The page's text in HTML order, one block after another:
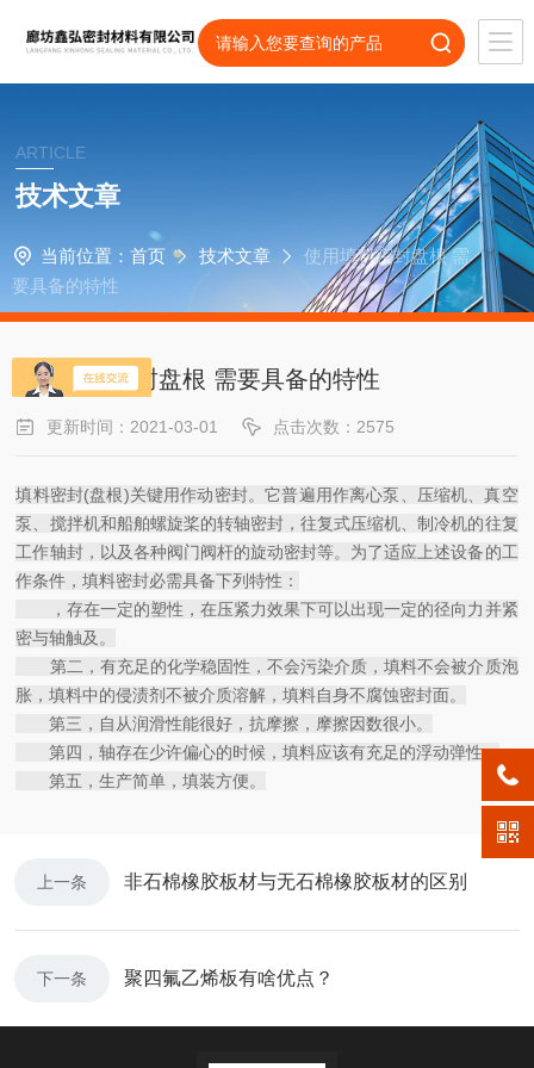
ARTICLE
技术文章
当前位置： 首页 技术文章
使用填料密封盘根 需
要具备的特性
使用填料密封盘根 需要具备的特性
更新时间：2021-03-01 点击次数：2575
填料密封(盘根)关键用作动密封。它普遍用作离心泵、压缩机、真空
泵、搅拌机和船舶螺旋桨的转轴密封，往复式压缩机、制冷机的往复
工作轴封，以及各种阀门阀杆的旋动密封等。为了适应上述设备的工
作条件，填料密封必需具备下列特性：
，存在一定的塑性，在压紧力效果下可以出现一定的径向力并紧
密与轴触及。
第二，有充足的化学稳固性，不会污染介质，填料不会被介质泡
胀，填料中的侵渍剂不被介质溶解，填料自身不腐蚀密封面。
第三，自从润滑性能很好，抗摩擦，摩擦因数很小。
第四，轴存在少许偏心的时候，填料应该有充足的浮动弹性。
第五，生产简单，填装方便。
上一条 非石棉橡胶板材与无石棉橡胶板材的区别
下一条 聚四氟乙烯板有啥优点？